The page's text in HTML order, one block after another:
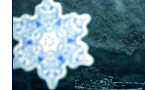
AUTOŘI
PŘÍSPĚVKY NA PROVOZ
SOCIÁLNÍ SÍTĚ